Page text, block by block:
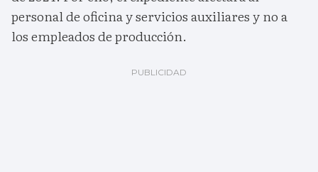
personal de oficina y servicios auxiliares y no a
los empleados de producción.